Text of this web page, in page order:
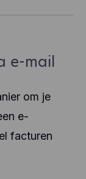
e-mail
om je
e-
facturen